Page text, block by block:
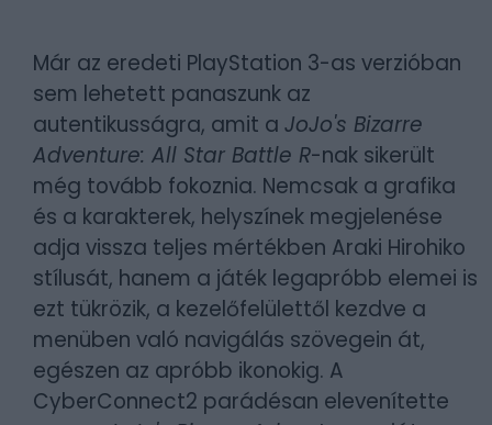
Már az eredeti PlayStation 3-as verzióban
sem lehetett panaszunk az
autentikusságra, amit a JoJo's Bizarre
Adventure: All Star Battle R-nak sikerült
még tovább fokoznia. Nemcsak a grafika
és a karakterek, helyszínek megjelenése
adja vissza teljes mértékben Araki Hirohiko
stílusát, hanem a játék legapróbb elemei is
ezt tükrözik, a kezelőfelülettől kezdve a
menüben való navigálás szövegein át,
egészen az apróbb ikonokig. A
CyberConnect2 parádésan elevenítette